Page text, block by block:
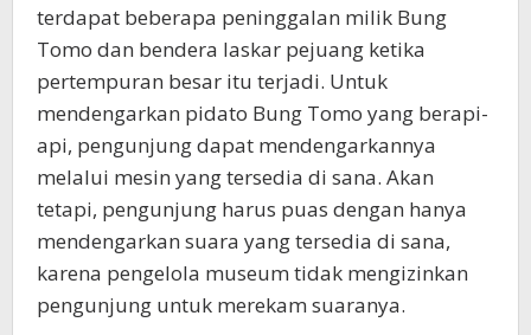
terdapat beberapa peninggalan milik Bung
Tomo dan bendera laskar pejuang ketika
pertempuran besar itu terjadi. Untuk
mendengarkan pidato Bung Tomo yang berapi-
api, pengunjung dapat mendengarkannya
melalui mesin yang tersedia di sana. Akan
tetapi, pengunjung harus puas dengan hanya
mendengarkan suara yang tersedia di sana,
karena pengelola museum tidak mengizinkan
pengunjung untuk merekam suaranya.